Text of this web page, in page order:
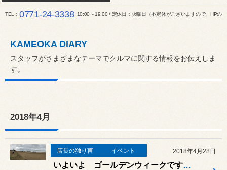
TEL 0771-24-3338 10:00～19:00 / 定休日：火曜日（不定休がございますので、HPの
KAMEOKA DIARY
スタッフがさまざまなテーマでクルマに関する情報をお伝えしま
す。
2018年4月
店長の独り言 イベント 2018年4月28日
いよいよ ゴールデンウィークですね^^